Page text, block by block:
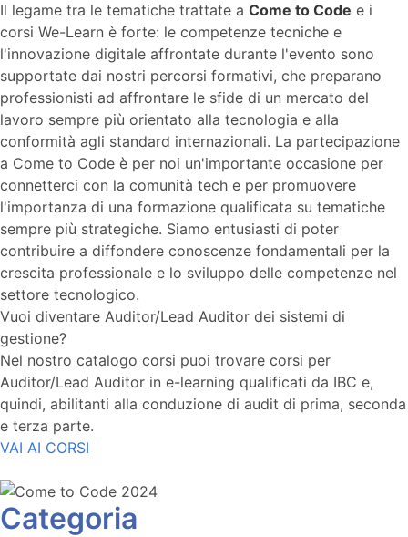
Il legame tra le tematiche trattate a Come to Code e i
corsi We-Learn è forte: le competenze tecniche e
l'innovazione digitale affrontate durante l'evento sono
supportate dai nostri percorsi formativi, che preparano
professionisti ad affrontare le sfide di un mercato del
lavoro sempre più orientato alla tecnologia e alla
conformità agli standard internazionali. La partecipazione
a Come to Code è per noi un'importante occasione per
connetterci con la comunità tech e per promuovere
l'importanza di una formazione qualificata su tematiche
sempre più strategiche. Siamo entusiasti di poter
contribuire a diffondere conoscenze fondamentali per la
crescita professionale e lo sviluppo delle competenze nel
settore tecnologico.
Vuoi diventare Auditor/Lead Auditor dei sistemi di
gestione?
Nel nostro catalogo corsi puoi trovare corsi per
Auditor/Lead Auditor in e-learning qualificati da IBC e,
quindi, abilitanti alla conduzione di audit di prima, seconda
e terza parte.
VAI AI CORSI
Categoria